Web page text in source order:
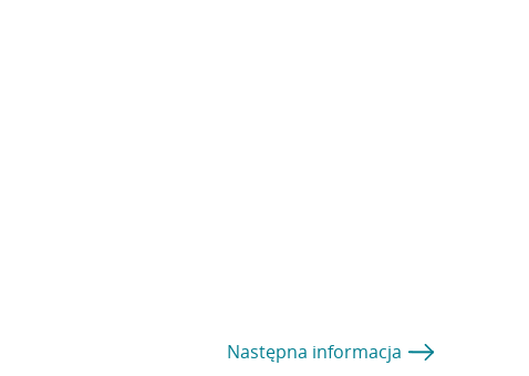
Następna informacja